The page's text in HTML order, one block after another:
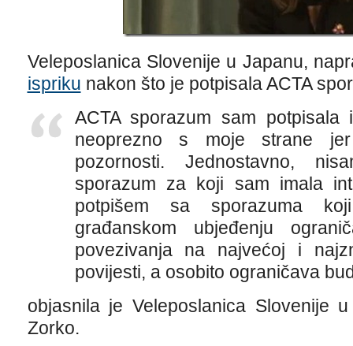
Veleposlanica Slovenije u Japanu,
ispriku nakon što je potpisala ACTA
ACTA sporazum sam
neoprezno s moje strane
pozornosti. Jednostavno,
sporazum za koji sam imala
potpišem sa sporazuma
građanskom ubjeđenju
povezivanja na najvećoj i
povijesti, a osobito ograničava
objasnila je Veleposlanica Slovenije
Zorko.